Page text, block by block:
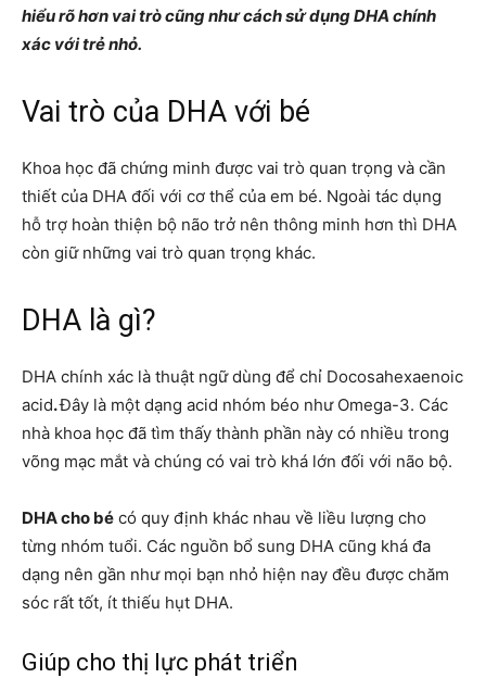
hiểu rõ hơn vai trò cũng như cách sử dụng DHA chính
xác với trẻ nhỏ.
Vai trò của DHA với bé
Khoa học đã chứng minh được vai trò quan trọng và cần
thiết của DHA đối với cơ thể của em bé. Ngoài tác dụng
hỗ trợ hoàn thiện bộ não trở nên thông minh hơn thì DHA
còn giữ những vai trò quan trọng khác.
DHA là gì?
DHA chính xác là thuật ngữ dùng để chỉ Docosahexaenoic
acid.Đây là một dạng acid nhóm béo như Omega-3. Các
nhà khoa học đã tìm thấy thành phần này có nhiều trong
võng mạc mắt và chúng có vai trò khá lớn đối với não bộ.
DHA cho bé có quy định khác nhau về liều lượng cho
từng nhóm tuổi. Các nguồn bổ sung DHA cũng khá đa
dạng nên gần như mọi bạn nhỏ hiện nay đều được chăm
sóc rất tốt, ít thiếu hụt DHA.
Giúp cho thị lực phát triển